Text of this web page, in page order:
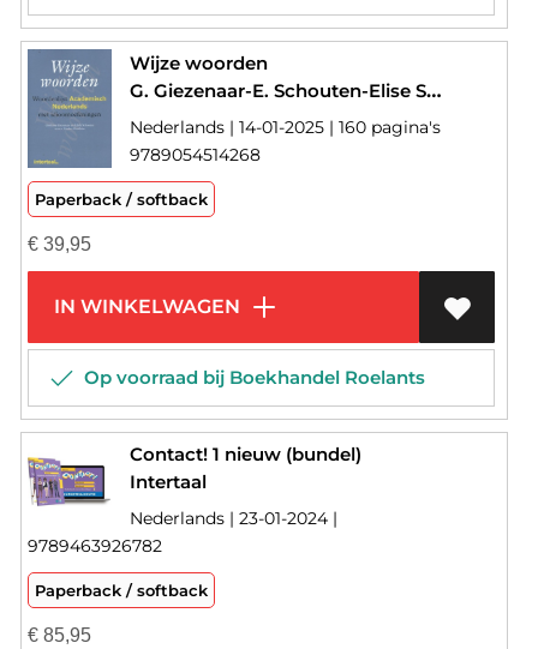
Wijze woorden
G. Giezenaar-E. Schouten-Elise Schouten
Nederlands | 14-01-2025 | 160 pagina's
9789054514268
Paperback / softback
€39,95
IN WINKELWAGEN
Op voorraad bij Boekhandel Roelants
Contact! 1 nieuw (bundel)
Intertaal
Nederlands | 23-01-2024 |
9789463926782
Paperback / softback
€85,95